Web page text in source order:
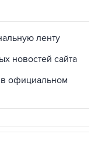
ленту
новостей сайта
в официальном